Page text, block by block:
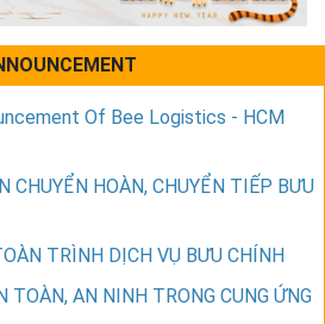
Of Bee Logistics - HCM
CHUYỂN HOÀN, CHUYỂN TIẾP BƯU
TRÌNH DỊCH VỤ BƯU CHÍNH
AN NINH TRONG CUNG ỨNG